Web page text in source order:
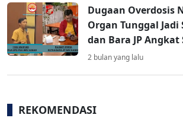
Dugaan Overdosis
Organ Tunggal Jadi
dan Bara JP Angkat
2 bulan yang lalu
REKOMENDASI